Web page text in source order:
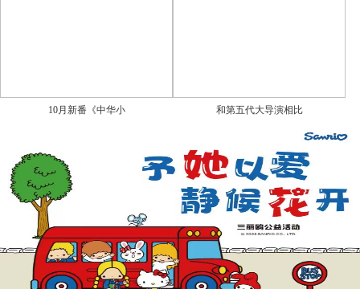
10月新番《中华小 和第五代大导演相比